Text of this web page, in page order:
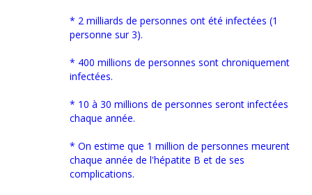
* 2 milliards de personnes ont été infectées (1
personne sur 3).
* 400 millions de personnes sont chroniquement
infectées.
* 10 à 30 millions de personnes seront infectées
chaque année.
* On estime que 1 million de personnes meurent
chaque année de l'hépatite B et de ses
complications.